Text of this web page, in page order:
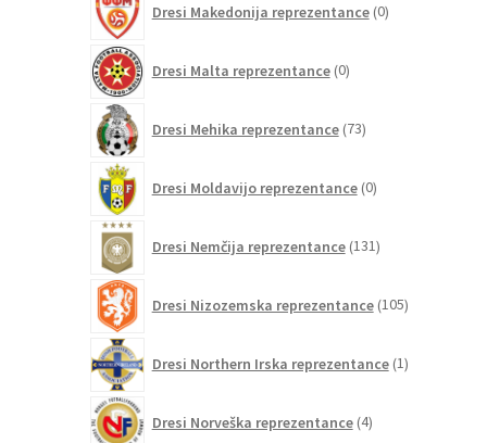
Dresi Makedonija reprezentance 0izdelkov
Dresi Malta reprezentance 0izdelkov
Dresi Mehika reprezentance 73izdelkov
Dresi Moldavijo reprezentance 0izdelkov
Dresi Nemčija reprezentance 131izdelkov
Dresi Nizozemska reprezentance 105izdelkov
Dresi Northern Irska reprezentance 1izdelek
Dresi Norveška reprezentance 4izdelki